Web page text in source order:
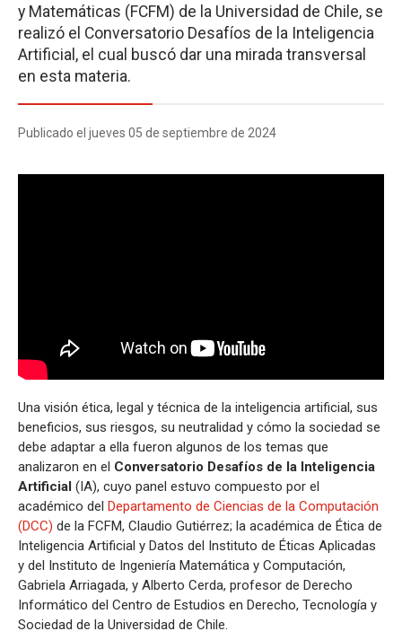
y Matemáticas (FCFM) de la Universidad de Chile, se
realizó el Conversatorio Desafíos de la Inteligencia
Artificial, el cual buscó dar una mirada transversal
en esta materia.
Publicado el jueves 05 de septiembre de 2024
Una visión ética, legal y técnica de la inteligencia artificial, sus
beneficios, sus riesgos, su neutralidad y cómo la sociedad se
debe adaptar a ella fueron algunos de los temas que
analizaron en el Conversatorio Desafíos de la Inteligencia
Artificial (IA), cuyo panel estuvo compuesto por el
académico del Departamento de Ciencias de la Computación
(DCC) de la FCFM, Claudio Gutiérrez; la académica de Ética de
Inteligencia Artificial y Datos del Instituto de Éticas Aplicadas
y del Instituto de Ingeniería Matemática y Computación,
Gabriela Arriagada, y Alberto Cerda, profesor de Derecho
Informático del Centro de Estudios en Derecho, Tecnología y
Sociedad de la Universidad de Chile.